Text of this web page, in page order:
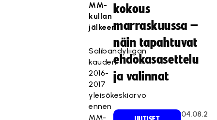
MM-
kullan
jälkeen.
Salibandyliigan
kauden
2016-
2017
yleisökeskiarvo
ennen
MM-
kokous
marraskuussa –
näin tapahtuvat
ehdokasasettelu
ja valinnat
04.08.2